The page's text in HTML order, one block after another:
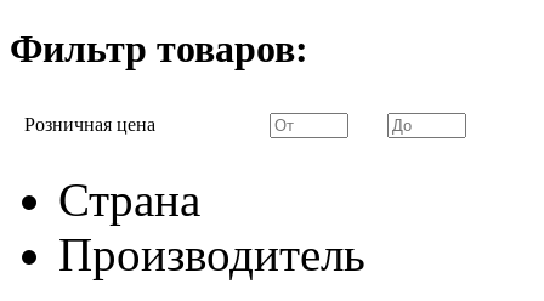
Фильтр товаров:
Розничная цена
Страна
Производитель